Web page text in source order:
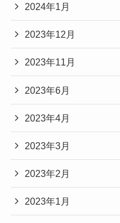
2024年1月
2023年12月
2023年11月
2023年6月
2023年4月
2023年3月
2023年2月
2023年1月